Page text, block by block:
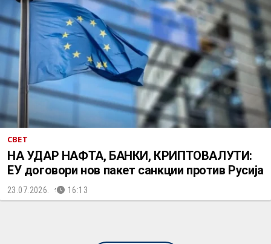
СВЕТ
НА УДАР НАФТА, БАНКИ, КРИПТОВАЛУТИ:
ЕУ договори нов пакет санкции против Русија
23.07.2026. 16:13